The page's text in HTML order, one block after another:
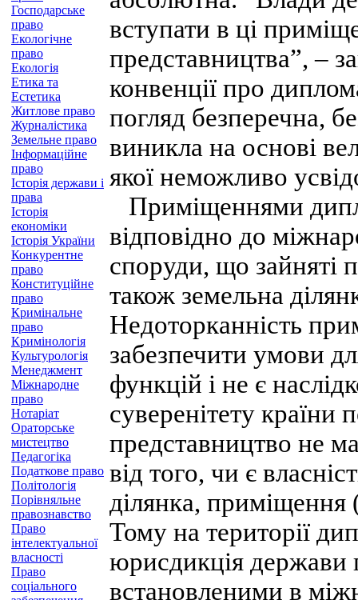
Господарське
право
Екологічне
право
Екологія
Етика та
Естетика
Житлове право
Журналістика
Земельне право
Інформаційне
право
Історія держави і
права
Історія
економіки
Історія України
Конкурентне
право
Конституційне
право
Кримінальне
право
Кримінологія
Культурологія
Менеджмент
Міжнародне
право
Нотаріат
Ораторське
мистецтво
Педагогіка
Податкове право
Політологія
Порівняльне
правознавство
Право
інтелектуальної
власності
Право
соціального
вступати в ці
представництва”, –
конвенції про
погляд безперечна,
виникла на основі
якої неможливо
Приміщеннями
відповідно до
споруди, що зайняті
також земельна
Недоторканність
забезпечити умови
функцій і не є
суверенітету
представництво не
від того, чи є
ділянка, приміщення
Тому на території
юрисдикція держави
встановленими в